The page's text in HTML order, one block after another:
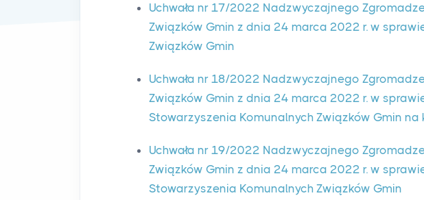
Uchwała nr 17/2022 Nadzwyczajnego
Związków Gmin z dnia 24 marca 2022 r. w
Związków Gmin
Uchwała nr 18/2022 Nadzwyczajnego
Związków Gmin z dnia 24 marca 2022 r. w
Stowarzyszenia Komunalnych Związków Gmin
Uchwała nr 19/2022 Nadzwyczajnego
Związków Gmin z dnia 24 marca 2022 r. w
Stowarzyszenia Komunalnych Związków Gmin